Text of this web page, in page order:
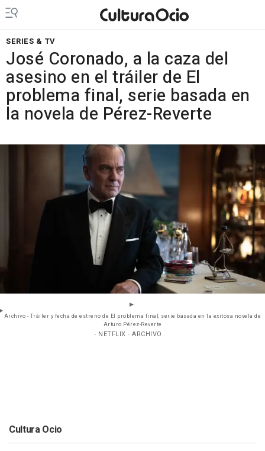
SERIES & TV
José Coronado, a la caza del
asesino en el tráiler de El
problema final, serie basada en
la novela de Pérez-Reverte
Archivo - Tráiler y fecha de estreno de El problema final, serie basada en la exitosa novela de
Arturo Pérez-Reverte
- NETFLIX - ARCHIVO
Cultura Ocio